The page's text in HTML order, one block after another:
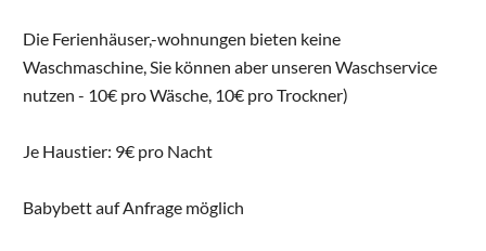
Die Ferienhäuser,-wohnungen bieten keine
Waschmaschine, Sie können aber unseren Waschservice
nutzen - 10€ pro Wäsche, 10€ pro Trockner)
Je Haustier: 9€ pro Nacht
Babybett auf Anfrage möglich